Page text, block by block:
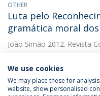
OTHER
Luta pelo
gramática moral
João Simão 2012. Revista
We use cookies
We may place these for
website, show personalised